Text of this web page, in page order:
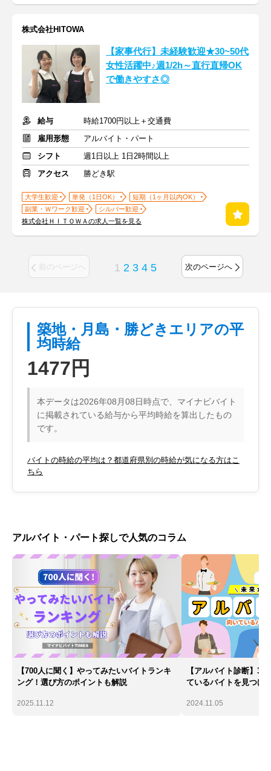
株式会社HITOWA
【家事代行】未経験歓迎★30~50代
女性活躍中♪週1/2h～直行直帰OK
で働きやすさ◎
給与
時給1700円以上＋交通費
雇用形態
アルバイト・パート
シフト
週1日以上 1日2時間以上
アクセス
勝どき駅
大学生歓迎 単発（1日OK）
短期（1ヶ月以内OK）
副業・Ｗワーク歓迎
シルバー歓迎
株式会社ＨＩＴＯＷＡの求人一覧を見る
前のページへ 1 2 3 4 5 次のページへ
築地・月島・勝どきエリアの平
均時給
1477円
本データは2026年08月08日時点で、マイナビバイト
に掲載されている給与から平均時給を算出したもの
です。
バイトの時給の平均は？都道府県別の時給が気になる方はこ
ちら
アルバイト・パート探しで人気のコラム
【700人に聞く】やってみたいバイトランキ
ング！選び方のポイントも解説
2025.11.12
【アルバイト診断】
ているバイトを見つけ
2024.11.05